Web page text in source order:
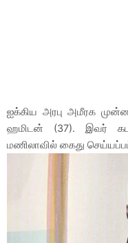
ஐக்கிய அரபு அமீரக
ஹமிடன் (37). இவர்
மணிலாவில் கைது